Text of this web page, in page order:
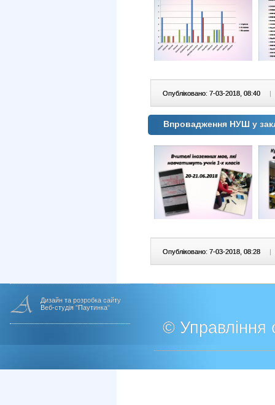
Опубліковано: 7-03-2018, 08:40 |
Впровадження НУШ у
Опубліковано: 7-03-2018, 08:28 |
Дизайн та розробка сайту
Веб-студія "Паутинка"
© Управління